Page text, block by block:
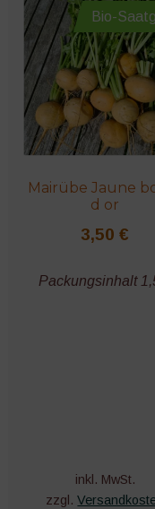
Bio-
Mairübe Jaune
d or
3,50€
Packungsinhalt
inkl. MwSt.
zzgl.